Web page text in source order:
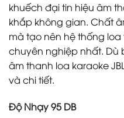
khuếch đại tin hiệu âm
khắp không gian. Chất
mà tạo nên hệ thống
chuyên nghiệp nhất. Dù
âm thanh loa karaoke
và chi tiết.
Độ Nhạy 95 DB